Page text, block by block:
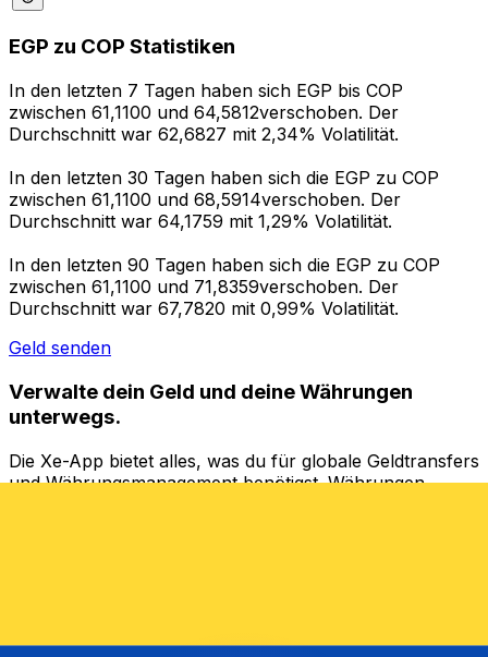
EGP zu COP Statistiken
In den letzten 7 Tagen haben sich EGP bis COP
zwischen 61,1100 und 64,5812verschoben. Der
Durchschnitt war 62,6827 mit 2,34% Volatilität.
In den letzten 30 Tagen haben sich die EGP zu COP
zwischen 61,1100 und 68,5914verschoben. Der
Durchschnitt war 64,1759 mit 1,29% Volatilität.
In den letzten 90 Tagen haben sich die EGP zu COP
zwischen 61,1100 und 71,8359verschoben. Der
Durchschnitt war 67,7820 mit 0,99% Volatilität.
Geld senden
Verwalte dein Geld und deine Währungen
unterwegs.
Die Xe-App bietet alles, was du für globale Geldtransfers
und Währungsmanagement benötigst. Währungen